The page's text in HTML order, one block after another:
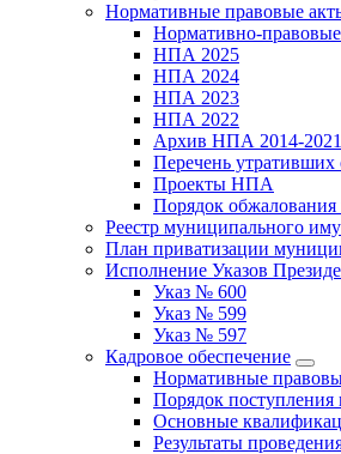
Нормативные правовые
Нормативно-
НПА 2025
НПА 2024
НПА 2023
НПА 2022
Архив НПА 2014-
Перечень
Проекты НПА
Порядок
Реестр муниципального
План приватизации
Исполнение Указов
Указ № 600
Указ № 599
Указ № 597
Кадровое обеспечение
Нормативные
Порядок
Основные
Результаты